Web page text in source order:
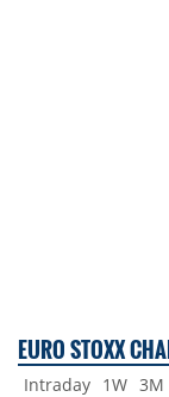
EURO STOXX
Intraday 1W 3M